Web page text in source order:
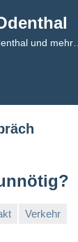
und mehr…
Verkehr